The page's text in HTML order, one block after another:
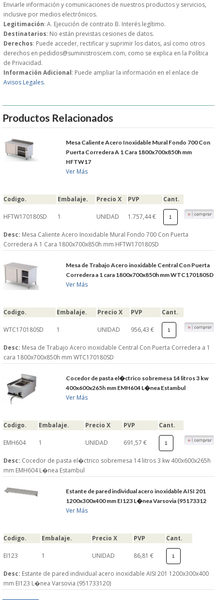
GASTOS DE ENVIO
FORMA DE PAGO
CONDICIONES DE COMPRA
DEVOLUCIONES
AVISO LEGAL
POL�TICA DE PRIVACIDAD
CONDICIONES DE USO
BLOG
CERRAR
S�GUENOS EN
TWITTER
© 2026 SUMINISTROSCEM
TODOS LOS DERECHOS RESERVADOS
Enviarle información y comunicaciones de nuestros productos y servicios,
inclusive por medios electrónicos.
Legitimación: A. Ejecución de contrato B. Interés legítimo.
Destinatarios: No están previstas cesiones de datos.
Derechos: Puede acceder, rectificar y suprimir los datos, así como otros
derechos en pedidos@suministroscem.com, como se explica en la Política
de Privacidad.
Información Adicional: Puede ampliar la información en el enlace de
Avisos Legales.
Productos Relacionados
Mesa Caliente Acero Inoxidable Mural Fondo 700 Con
Puerta Corredera A 1 Cara 1800x700x850h mm
HFTW17
Ver Más
Codigo. Embalaje. Precio X PVP Cant.
HFTW170180SD 1 UNIDAD 1.757,44 €
Desc: Mesa Caliente Acero Inoxidable Mural Fondo 700 Con Puerta
Corredera A 1 Cara 1800x700x850h mm HFTW170180SD
Mesa de Trabajo Acero inoxidable Central Con Puerta
Corredera a 1 cara 1800x700x850h mm WTC170180SD
Ver Más
Codigo. Embalaje. Precio X PVP Cant.
WTC170180SD 1 UNIDAD 956,43 €
Desc: Mesa de Trabajo Acero inoxidable Central Con Puerta Corredera a 1
cara 1800x700x850h mm WTC170180SD
Cocedor de pasta el�ctrico sobremesa 14 litros 3 kw
400x600x265h mm EMH604 L�nea Estambul
Ver Más
Codigo. Embalaje. Precio X PVP Cant.
EMH604 1 UNIDAD 691,57 €
Desc: Cocedor de pasta el�ctrico sobremesa 14 litros 3 kw 400x600x265h
mm EMH604 L�nea Estambul
Estante de pared individual acero inoxidable AISI 201
1200x300x400 mm EI123 L�nea Varsovia (95173312
Ver Más
Codigo. Embalaje. Precio X PVP Cant.
EI123 1 UNIDAD 86,81 €
Desc: Estante de pared individual acero inoxidable AISI 201 1200x300x400
mm EI123 L�nea Varsovia (951733120)